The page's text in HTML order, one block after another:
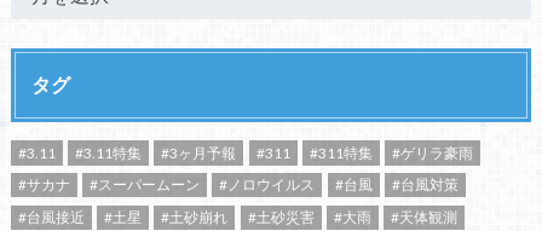
タグ
#3.11 #3.11特集 #3ヶ月予報 #311 #311特集
#ゲリラ豪雨
#サカナ
#スーパームーン #ノロウイルス #台風
#台風対策
#台風接近
#土星 #土砂崩れ #土砂災害 #大雨
#天体観測